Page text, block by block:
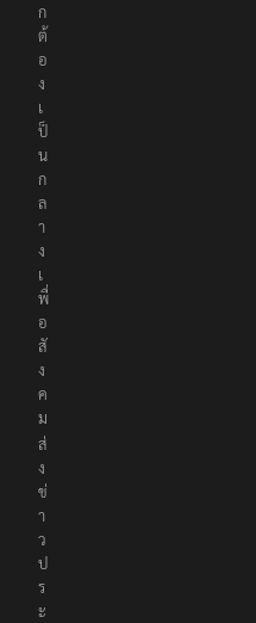
ก
ต้
อ
ง
เ
ป็
น
ก
ล
า
ง
เ
พื่
อ
สั
ง
ค
ม
ส่
ง
ข่
า
ว
ป
ร
ะ